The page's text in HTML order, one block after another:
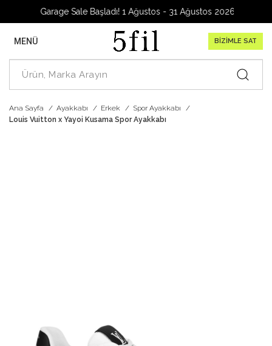
Garage Sale Başladı! 1 Ağustos - 31 Ağustos 2026
MENÜ BİZİMLE SAT
Ana Sayfa Ayakkabı Erkek
Spor Ayakkabı
Louis Vuitton x Yayoi Kusama Spor Ayakkabı